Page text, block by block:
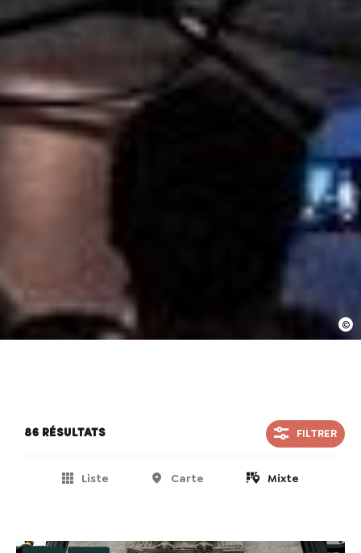
86 résultats FILTRER
Liste Carte Mixte
permettre de me recontacter.